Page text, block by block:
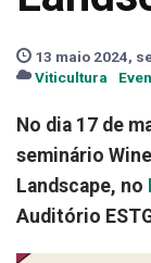
13 maio 2024,
Viticultura
No dia 17 de
seminário
Landscape, no
Auditório